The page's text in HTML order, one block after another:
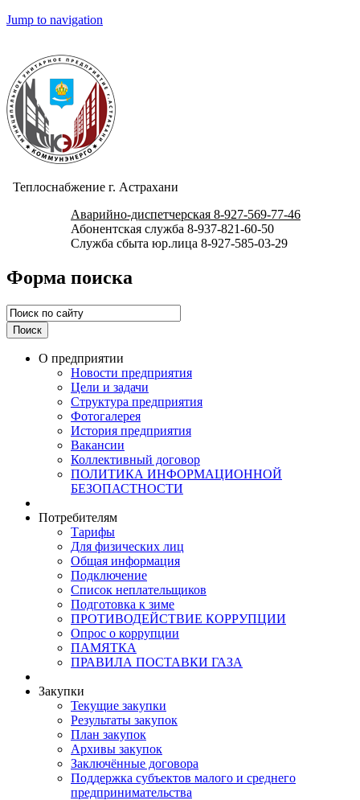
Jump to navigation
Теплоснабжение г. Астрахани
Аварийно-диспетчерская 8-927-569-77-46
Абонентская служба 8-937-821-60-50
Служба сбыта юр.лица 8-927-585-03-29
Форма поиска
О предприятии
Новости предприятия
Цели и задачи
Структура предприятия
Фотогалерея
История предприятия
Вакансии
Коллективный договор
ПОЛИТИКА ИНФОРМАЦИОННОЙ
БЕЗОПАСТНОСТИ
Потребителям
Тарифы
Для физических лиц
Общая информация
Подключение
Список неплательщиков
Подготовка к зиме
ПРОТИВОДЕЙСТВИЕ КОРРУПЦИИ
Опрос о коррупции
ПАМЯТКА
ПРАВИЛА ПОСТАВКИ ГАЗА
Закупки
Текущие закупки
Результаты закупок
План закупок
Архивы закупок
Заключённые договора
Поддержка субъектов малого и среднего
предпринимательства